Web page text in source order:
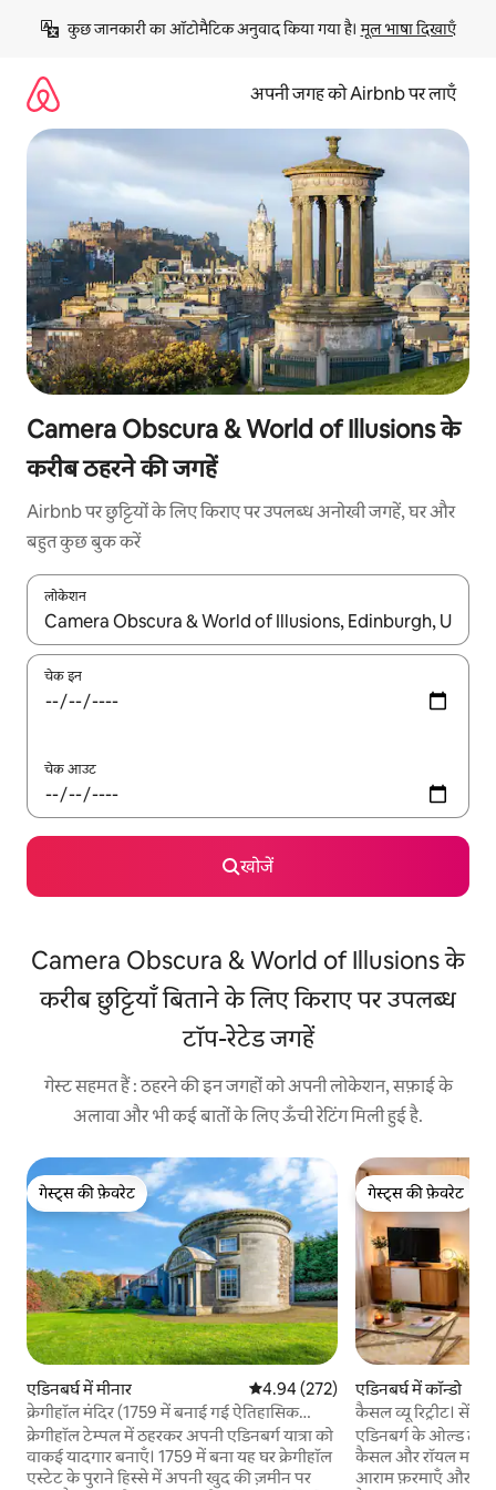
छोड़कर
कॉन्टेंट
कुछ जानकारी का ऑटोमैटिक अनुवाद किया गया है। मूल भाषा दिखाएँ
अपनी जगह को Airbnb पर लाएँ
Camera Obscura & World of Illusions के
करीब ठहरने की जगहें
Airbnb पर छुट्टियों के लिए किराए पर उपलब्ध अनोखी जगहें, घर और
बहुत कुछ बुक करें
लोकेशन
नतीजों के उपलब्ध होने पर, अप और डाउन 'ऐरो की' का इस्तेमाल करके नेविगेट
चेक इन
चेक आउट
खोजें
Camera Obscura & World of Illusions के
करीब छुट्टियाँ बिताने के लिए किराए पर उपलब्ध
टॉप-रेटेड जगहें
गेस्ट सहमत हैं : ठहरने की इन जगहों को अपनी लोकेशन, सफ़ाई के
अलावा और भी कई बातों के लिए ऊँची रेटिंग मिली हुई है.
गेस्ट्स की फ़ेवरेट
गेस्ट्स की फ़ेवरेट
एडिनबर्घ में मीनार औसत रेटिंग 5 में से 4.94, 272 समीक्षाएँ
4.94 (272)
क्रेगीहॉल मंदिर (1759 में बनाई गई ऐतिहासिक
प्रॉपर्टी)
क्रेगीहॉल टेम्पल में ठहरकर अपनी एडिनबर्ग यात्रा को
वाकई यादगार बनाएँ। 1759 में बना यह घर क्रेगीहॉल
एस्टेट के पुराने हिस्से में अपनी खुद की ज़मीन पर
गेस्ट्स की फ़ेवरेट
गेस्ट्स की फ़ेवरेट
एडिनबर्घ में कॉन्डो
कैसल व्यू रिट्रीट।
एडिनबर्ग के ओल्ड
कैसल और रॉयल माइल
आराम फ़रमाएँ और